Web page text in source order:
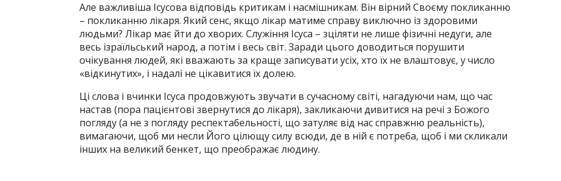
Але важливіша Ісусова відповідь критикам і насмішникам. Він вірний Своєму покликанню
– покликанню лікаря. Який сенс, якщо лікар матиме справу виключно із здоровими
людьми? Лікар має йти до хворих. Служіння Ісуса – зціляти не лише фізичні недуги, але
весь ізраїльський народ, а потім і весь світ. Заради цього доводиться порушити
очікування людей, які вважають за краще записувати усіх, хто їх не влаштовує, у число
«відкинутих», і надалі не цікавитися їх долею.
Ці слова і вчинки Ісуса продовжують звучати в сучасному світі, нагадуючи нам, що час
настав (пора пацієнтові звернутися до лікаря), закликаючи дивитися на речі з Божого
погляду (а не з погляду респектабельності, що затуляє від нас справжню реальність),
вимагаючи, щоб ми несли Його цілющу силу всюди, де в ній є потреба, щоб і ми скликали
інших на великий бенкет, що преображає людину.